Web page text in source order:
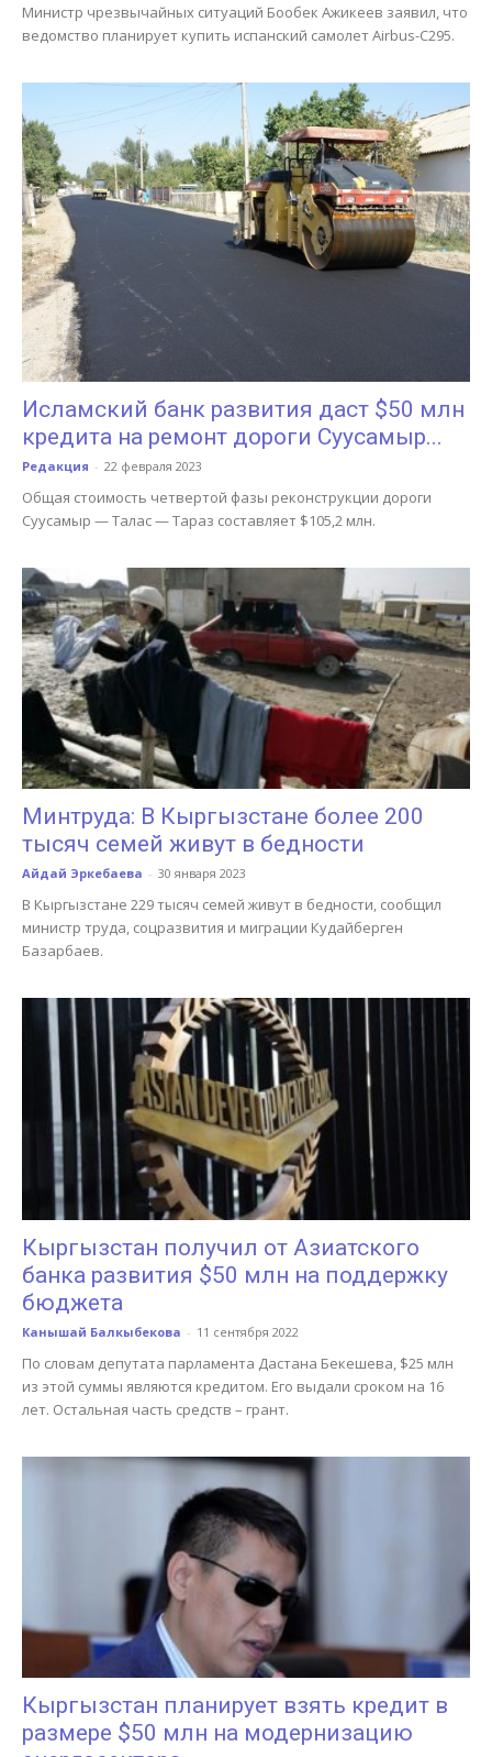
Министр чрезвычайных ситуаций Бообек Ажикеев заявил, что
ведомство планирует купить испанский самолет Airbus-C295.
Исламский банк развития даст $50 млн
кредита на ремонт дороги Суусамыр...
Редакция - 22 февраля 2023
Общая стоимость четвертой фазы реконструкции дороги
Суусамыр — Талас — Тараз составляет $105,2 млн.
Минтруда: В Кыргызстане более 200
тысяч семей живут в бедности
Айдай Эркебаева - 30 января 2023
В Кыргызстане 229 тысяч семей живут в бедности, сообщил
министр труда, соцразвития и миграции Кудайберген
Базарбаев.
Кыргызстан получил от Азиатского
банка развития $50 млн на поддержку
бюджета
Канышай Балкыбекова - 11 сентября 2022
По словам депутата парламента Дастана Бекешева, $25 млн
из этой суммы являются кредитом. Его выдали сроком на 16
лет. Остальная часть средств – грант.
Кыргызстан планирует взять кредит в
размере $50 млн на модернизацию